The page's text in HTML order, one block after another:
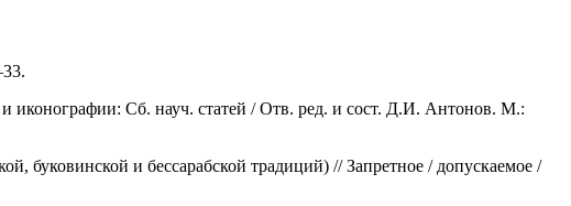
иконографии: Сб. науч. статей / Отв. ред. и сост. Д.И. Антонов. М.:
буковинской и бессарабской традиций) // Запретное / допускаемое /